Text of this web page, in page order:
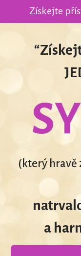
Získejte
(který hravě
a